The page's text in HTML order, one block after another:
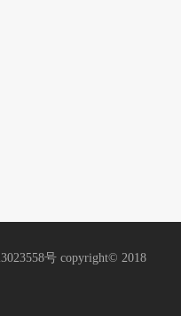
号 copyright© 2018